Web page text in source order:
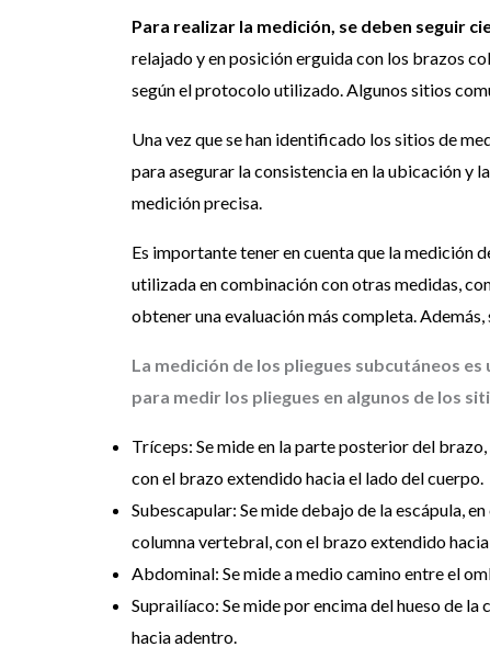
Para realizar la medición, se deben seguir
relajado y en posición erguida con los brazos
según el protocolo utilizado. Algunos sitios
Una vez que se han identificado los sitios de
para asegurar la consistencia en la ubicación y
medición precisa.
Es importante tener en cuenta que la medición
utilizada en combinación con otras medidas,
obtener una evaluación más completa.
La medición de los pliegues subcutáneos
para medir los pliegues en algunos de los
Tríceps: Se mide en la parte posterior del
con el brazo extendido hacia el lado del cuerpo.
Subescapular: Se mide debajo de la escápula,
columna vertebral, con el brazo extendido
Abdominal: Se mide a medio camino entre el
Suprailíaco: Se mide por encima del hueso de
hacia adentro.